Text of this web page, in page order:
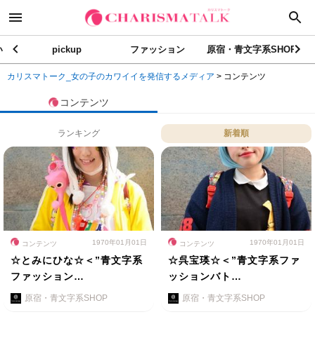
pickup ファッション 原宿・青文字系SHOP
カリスマトーク_女の子のカワイイを発信するメディア > コンテンツ
コンテンツ
ランキング 新着順
コンテンツ 1970年01月01日
☆とみにひな☆＜”青文字系
ファッション…
原宿・青文字系SHOP
コンテンツ 1970年01月01日
☆呉宝瑛☆＜”青文字系ファ
ッションバト…
原宿・青文字系SHOP